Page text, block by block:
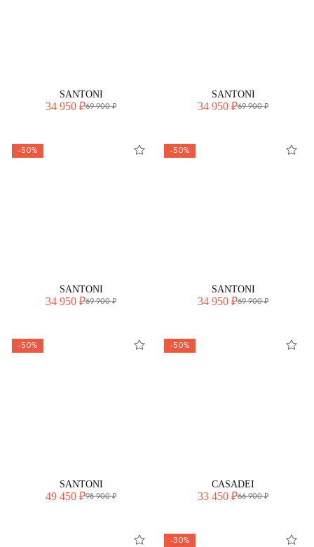
SANTONI
34 950 ₽69 900 ₽
SANTONI
34 950 ₽69 900 ₽
-50%
SANTONI
34 950 ₽69 900 ₽
-50%
SANTONI
34 950 ₽69 900 ₽
-50%
SANTONI
49 450 ₽98 900 ₽
-50%
CASADEI
33 450 ₽66 900 ₽
-30%